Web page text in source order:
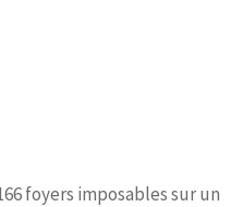
foyers imposables sur un